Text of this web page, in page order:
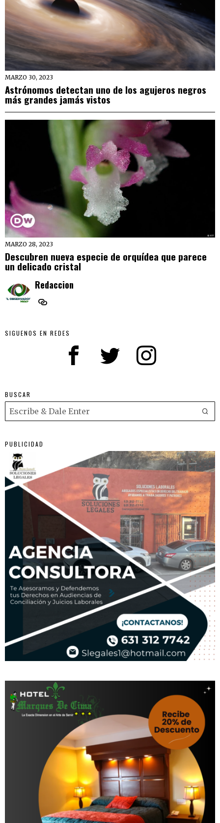
MARZO 30, 2023
Astrónomos detectan uno de los agujeros negros
más grandes jamás vistos
MARZO 28, 2023
Descubren nueva especie de orquídea que parece
un delicado cristal
Redaccion
SIGUENOS EN REDES
BUSCAR
PUBLICIDAD